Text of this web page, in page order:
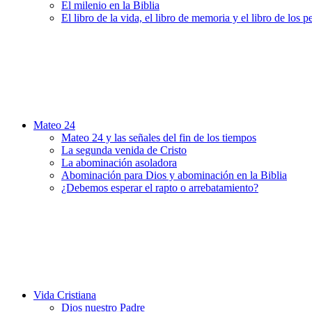
El milenio en la Biblia
El libro de la vida, el libro de memoria y el libro de los
Mateo 24
Mateo 24 y las señales del fin de los tiempos
La segunda venida de Cristo
La abominación asoladora
Abominación para Dios y abominación en la Biblia
¿Debemos esperar el rapto o arrebatamiento?
Vida Cristiana
Dios nuestro Padre